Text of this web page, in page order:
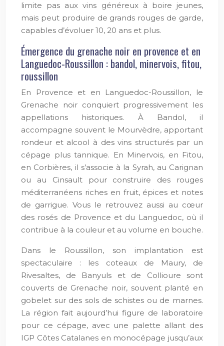
limite pas aux vins généreux à boire jeunes,
mais peut produire de grands rouges de garde,
capables d’évoluer 10, 20 ans et plus.
Émergence du grenache noir en provence et en
Languedoc-Roussillon : bandol, minervois, fitou,
roussillon
En Provence et en Languedoc-Roussillon, le
Grenache noir conquiert progressivement les
appellations historiques. À Bandol, il
accompagne souvent le Mourvèdre, apportant
rondeur et alcool à des vins structurés par un
cépage plus tannique. En Minervois, en Fitou,
en Corbières, il s’associe à la Syrah, au Carignan
ou au Cinsault pour construire des rouges
méditerranéens riches en fruit, épices et notes
de garrigue. Vous le retrouvez aussi au cœur
des rosés de Provence et du Languedoc, où il
contribue à la couleur et au volume en bouche.
Dans le Roussillon, son implantation est
spectaculaire : les coteaux de Maury, de
Rivesaltes, de Banyuls et de Collioure sont
couverts de Grenache noir, souvent planté en
gobelet sur des sols de schistes ou de marnes.
La région fait aujourd’hui figure de laboratoire
pour ce cépage, avec une palette allant des
IGP Côtes Catalanes en monocépage jusqu’aux